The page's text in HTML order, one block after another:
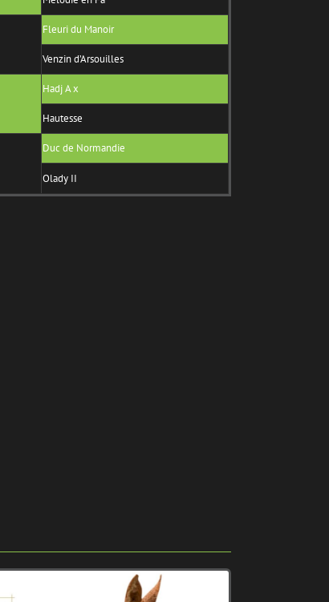
Fleuri du Manoir
Venzin d’Arsouilles
Hadj A x
Hautesse
Duc de Normandie
Olady II